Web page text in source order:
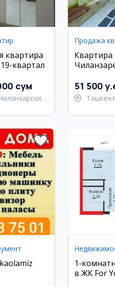
квартира
квартал
сум
Продажа
Квартира
51 500
1-
в ЖК For